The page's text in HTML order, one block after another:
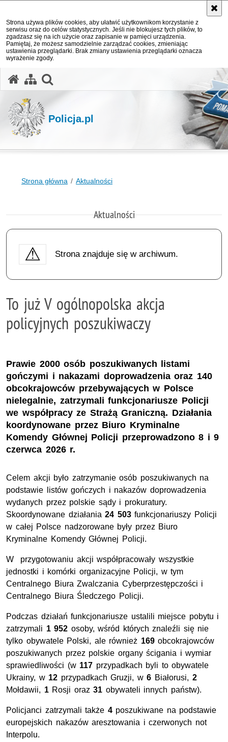
Strona używa plików cookies, aby ułatwić użytkownikom korzystanie z
serwisu oraz do celów statystycznych. Jeśli nie blokujesz tych plików, to
zgadzasz się na ich użycie oraz zapisanie w pamięci urządzenia.
Pamiętaj, że możesz samodzielnie zarządzać cookies, zmieniając
ustawienia przeglądarki. Brak zmiany ustawienia przeglądarki oznacza
wyrażenie zgody.
Policja.pl
Strona główna Aktualności
Aktualności
Strona znajduje się w archiwum.
To już V ogólnopolska akcja
policyjnych poszukiwaczy
Prawie 2000 osób poszukiwanych listami
gończymi i nakazami doprowadzenia oraz 140
obcokrajowców przebywających w Polsce
nielegalnie, zatrzymali funkcjonariusze Policji
we współpracy ze Strażą Graniczną. Działania
koordynowane przez Biuro Kryminalne
Komendy Głównej Policji przeprowadzono 8 i 9
czerwca 2026 r.
Celem akcji było zatrzymanie osób poszukiwanych na
podstawie listów gończych i nakazów doprowadzenia
wydanych przez polskie sądy i prokuratury.
Skoordynowane działania24 503funkcjonariuszy Policji
w całej Polsce nadzorowane były przez Biuro
Kryminalne Komendy Głównej Policji.
W przygotowaniu akcji współpracowały wszystkie
jednostki i komórki organizacyjne Policji, w tym
Centralnego Biura Zwalczania Cyberprzestępczości i
Centralnego Biura Śledczego Policji.
Podczas działań funkcjonariusze ustalili miejsce pobytu i
zatrzymali 1 952 osoby, wśród których znaleźli się nie
tylko obywatele Polski, ale również 169obcokrajowców
poszukiwanych przez polskie organy ścigania i wymiar
sprawiedliwości (w 117 przypadkach byli to obywatele
Ukrainy, w 12 przypadkach Gruzji, w6 Białorusi, 2
Mołdawii, 1Rosji oraz31 obywateli innych państw).
Policjanci zatrzymali także 4poszukiwane na podstawie
europejskich nakazów aresztowania i czerwonych not
Interpolu.